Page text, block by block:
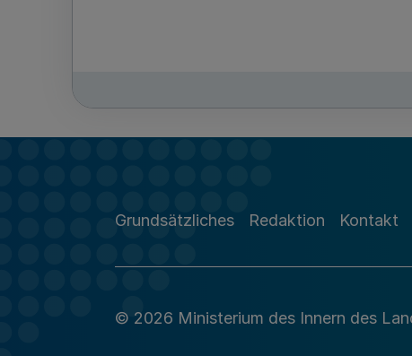
Grundsätzliches Redaktion Kontakt
© 2026 Ministerium des Innern des